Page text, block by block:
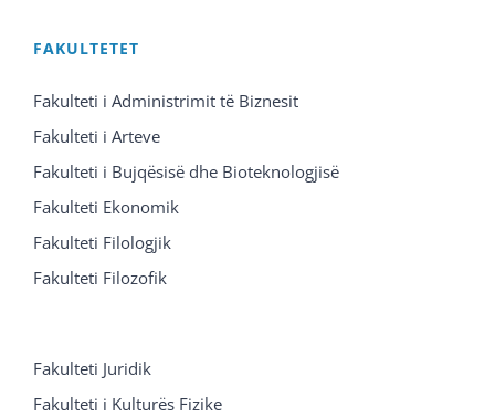
FAKULTETET
Fakulteti i Administrimit të Biznesit
Fakulteti i Arteve
Fakulteti i Bujqësisë dhe Bioteknologjisë
Fakulteti Ekonomik
Fakulteti Filologjik
Fakulteti Filozofik
Fakulteti Juridik
Fakulteti i Kulturës Fizike